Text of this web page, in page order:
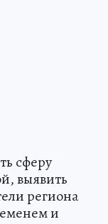
сферу
выявить
региона
и